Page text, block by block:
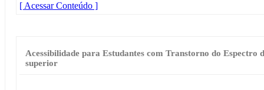
[ Acessar Conteúdo ]
Acessibilidade para Estudantes com Transtorno do Espectro
superior